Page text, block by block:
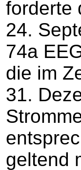
forderte
24.
74a
die im
31.
geltend